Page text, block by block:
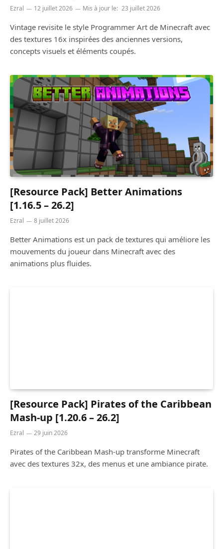
Ezral 12 juillet 2026 Mis à jour le: 23 juillet 2026
Vintage revisite le style Programmer Art de Minecraft avec
des textures 16x inspirées des anciennes versions,
concepts visuels et éléments coupés.
[Resource Pack] Better Animations
[1.16.5 – 26.2]
Ezral 8 juillet 2026
Better Animations est un pack de textures qui améliore les
mouvements du joueur dans Minecraft avec des
animations plus fluides.
[Resource Pack] Pirates of the Caribbean
Mash-up [1.20.6 – 26.2]
Ezral 29 juin 2026
Pirates of the Caribbean Mash-up transforme Minecraft
avec des textures 32x, des menus et une ambiance pirate.